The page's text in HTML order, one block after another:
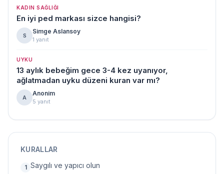
KADIN SAĞLIĞI
En iyi ped markası sizce hangisi?
S
Simge Aslansoy
1 yanıt
UYKU
13 aylık bebeğim gece 3-4 kez uyanıyor,
ağlatmadan uyku düzeni kuran var mı?
A
Anonim
5 yanıt
KURALLAR
1 Saygılı ve yapıcı olun